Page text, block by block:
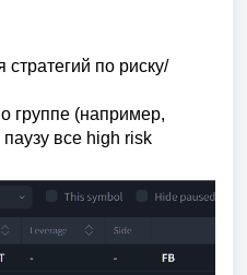
по риску/
группе (например,
все high risk